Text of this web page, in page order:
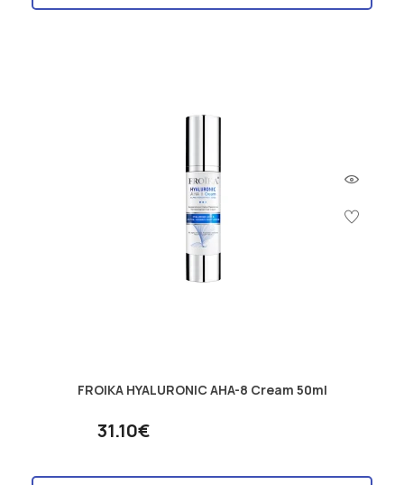
FROIKA HYALURONIC AHA-8 Cream 50ml
31.10€